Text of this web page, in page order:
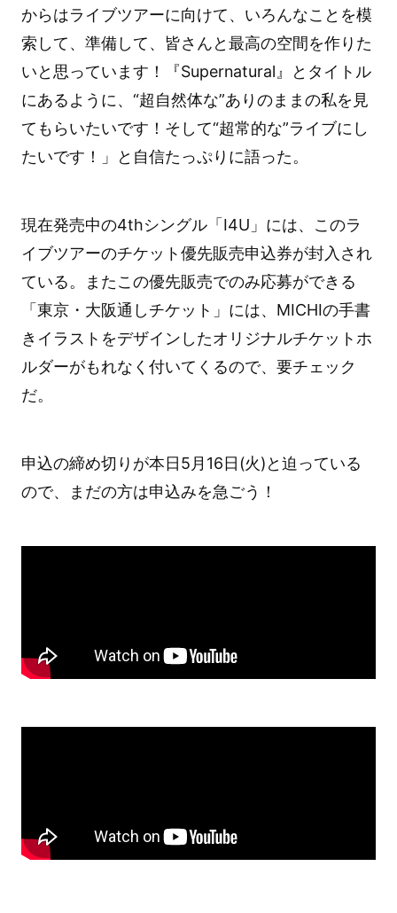
からはライブツアーに向けて、いろんなことを模
索して、準備して、皆さんと最高の空間を作りた
いと思っています！『Supernatural』とタイトル
にあるように、“超自然体な”ありのままの私を見
てもらいたいです！そして“超常的な”ライブにし
たいです！」と自信たっぷりに語った。
現在発売中の4thシングル「I4U」には、このラ
イブツアーのチケット優先販売申込券が封入され
ている。またこの優先販売でのみ応募ができる
「東京・大阪通しチケット」には、MICHIの手書
きイラストをデザインしたオリジナルチケットホ
ルダーがもれなく付いてくるので、要チェック
だ。
申込の締め切りが本日5月16日(火)と迫っている
ので、まだの方は申込みを急ごう！